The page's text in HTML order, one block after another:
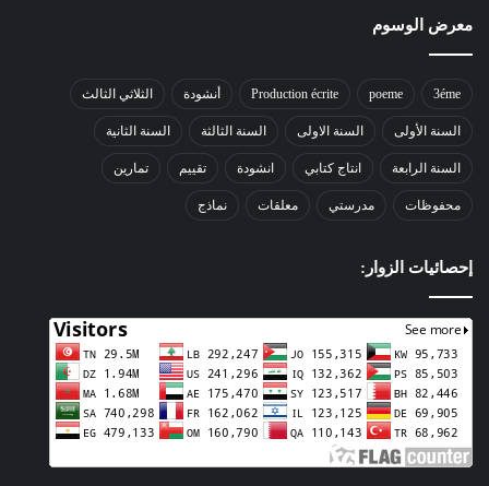
معرض الوسوم
3éme
poeme
Production écrite أنشودة الثلاثي الثالث
السنة الأولى السنة الاولى السنة الثالثة السنة الثانية
السنة الرابعة انتاج كتابي انشودة تقييم تمارين
محفوظات مدرستي معلقات نماذج
إحصائيات الزوار: